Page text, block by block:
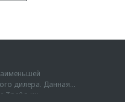
дилера. Данная
Трейд-ин